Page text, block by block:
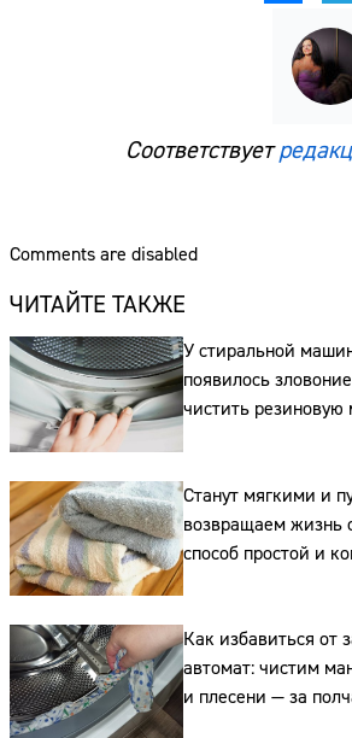
Соответствует
Comments are disabled
ЧИТАЙТЕ ТАКЖЕ
У стиральной
появилось
чистить резиновую
Станут мягкими и
возвращаем жизнь
способ простой и
Как избавиться от
автомат: чистим
и плесени — за